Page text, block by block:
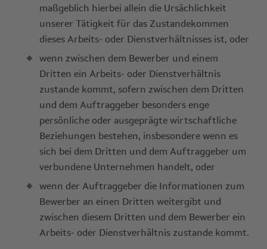
maßgeblich hierbei allein die Ursächlichkeit
unserer Tätigkeit für das Zustandekommen
dieses Arbeits- oder Dienstverhältnisses ist, oder
wenn zwischen dem Bewerber und einem
Dritten ein Arbeits- oder Dienstverhältnis
zustande kommt, sofern zwischen dem Dritten
und dem Auftraggeber besonders enge
persönliche oder ausgeprägte wirtschaftliche
Beziehungen bestehen, insbesondere wenn es
sich bei dem Dritten und dem Auftraggeber um
verbundene Unternehmen handelt, oder
wenn der Auftraggeber die Informationen zum
Bewerber an einen Dritten weitergibt und
zwischen diesem Dritten und dem Bewerber ein
Arbeits- oder Dienstverhältnis zustande kommt.